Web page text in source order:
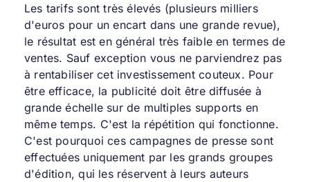
Les tarifs sont très élevés (plusieurs milliers
d'euros pour un encart dans une grande revue),
le résultat est en général très faible en termes de
ventes. Sauf exception vous ne parviendrez pas
à rentabiliser cet investissement couteux. Pour
être efficace, la publicité doit être diffusée à
grande échelle sur de multiples supports en
même temps. C'est la répétition qui fonctionne.
C'est pourquoi ces campagnes de presse sont
effectuées uniquement par les grands groupes
d'édition, qui les réservent à leurs auteurs